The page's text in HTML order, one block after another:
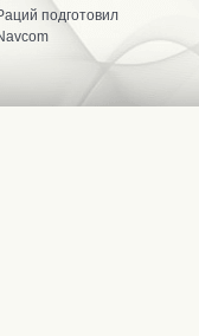
подготовил